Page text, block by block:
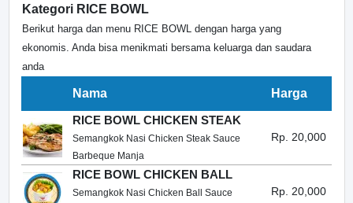
Kategori RICE BOWL
Berikut harga dan menu RICE BOWL dengan harga yang
ekonomis. Anda bisa menikmati bersama keluarga dan saudara
anda
Nama
Harga
RICE BOWL CHICKEN STEAK
Semangkok Nasi Chicken Steak Sauce
Barbeque Manja
Rp. 20,000
RICE BOWL CHICKEN BALL
Semangkok Nasi Chicken Ball Sauce Rp. 20,000